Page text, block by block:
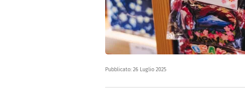
Pubblicato: 26 Luglio 2025